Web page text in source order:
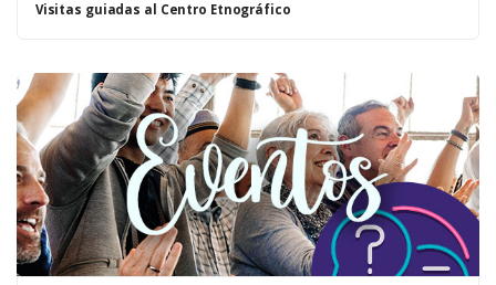
Visitas guiadas al Centro Etnográfico